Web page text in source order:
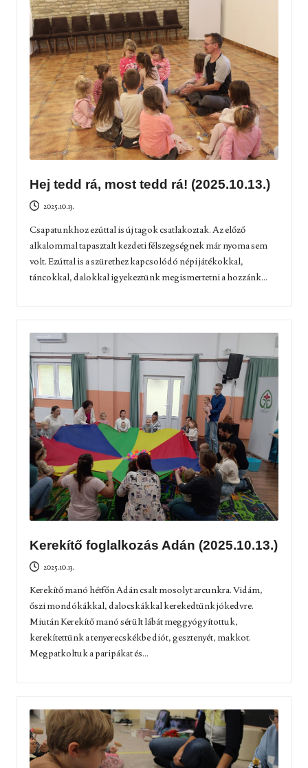
Hej tedd rá, most tedd rá! (2025.10.13.)
2025.10.13.
Csapatunkhoz ezúttal is új tagok csatlakoztak. Az előző
alkalommal tapasztalt kezdeti félszegségnek már nyoma sem
volt. Ezúttal is a szürethez kapcsolódó népi játékokkal,
táncokkal, dalokkal igyekeztünk megismertetni a hozzánk...
Kerekítő foglalkozás Adán (2025.10.13.)
2025.10.13.
Kerekítő manó hétfőn Adán csalt mosolyt arcunkra. Vidám,
őszi mondókákkal, dalocskákkal kerekedtünk jókedvre.
Miután Kerekítő manó sérült lábát meggyógyítottuk,
kerekítettünk a tenyerecskékbe diót, gesztenyét, makkot.
Megpatkoltuk a paripákat és...